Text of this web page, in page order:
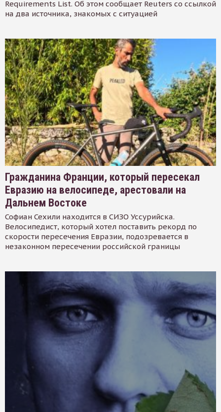
Requirements List. Об этом сообщает Reuters со ссылкой
на два источника, знакомых с ситуацией
Гражданина Франции, который пересекал
Евразию на велосипеде, арестовали на
Дальнем Востоке
Софиан Сехили находится в СИЗО Уссурийска.
Велосипедист, который хотел поставить рекорд по
скорости пересечения Евразии, подозревается в
незаконном пересечении российской границы